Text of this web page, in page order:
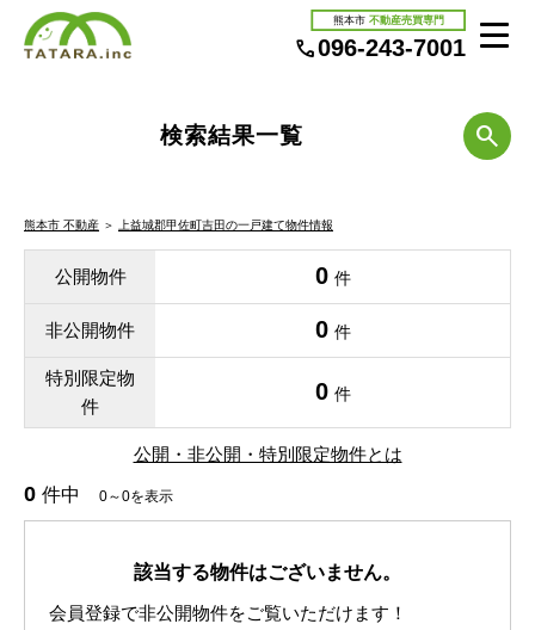
熊本市 不動産売買専門
096-243-7001
検索結果一覧
熊本市 不動産 ＞ 上益城郡甲佐町吉田の一戸建て物件情報
公開物件 0 件
非公開物件 0 件
特別限定物
件
0 件
公開・非公開・特別限定物件とは
0 件中 0～0を表示
該当する物件はございません。
会員登録で非公開物件をご覧いただけます！